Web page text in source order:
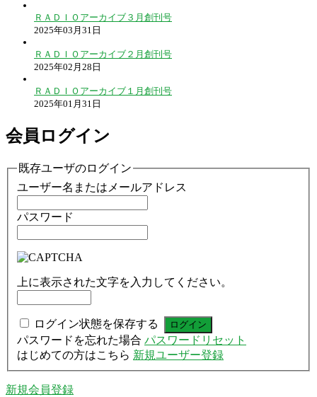
ＲＡＤＩＯアーカイブ３月創刊号
2025年03月31日
ＲＡＤＩＯアーカイブ２月創刊号
2025年02月28日
ＲＡＤＩＯアーカイブ１月創刊号
2025年01月31日
会員ログイン
既存ユーザのログイン
ユーザー名またはメールアドレス
パスワード
上に表示された文字を入力してください。
ログイン状態を保存する
パスワードを忘れた場合 パスワードリセット
はじめての方はこちら 新規ユーザー登録
新規会員登録